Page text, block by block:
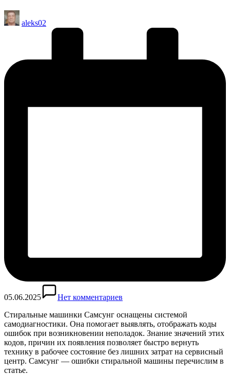
Запись
от
aleks02
05.06.2025
Нет комментариев
Стиральные машинки Самсунг оснащены системой
самодиагностики. Она помогает выявлять, отображать коды
ошибок при возникновении неполадок. Знание значений этих
кодов, причин их появления позволяет быстро вернуть
технику в рабочее состояние без лишних затрат на сервисный
центр. Самсунг — ошибки стиральной машины перечислим в
статье.